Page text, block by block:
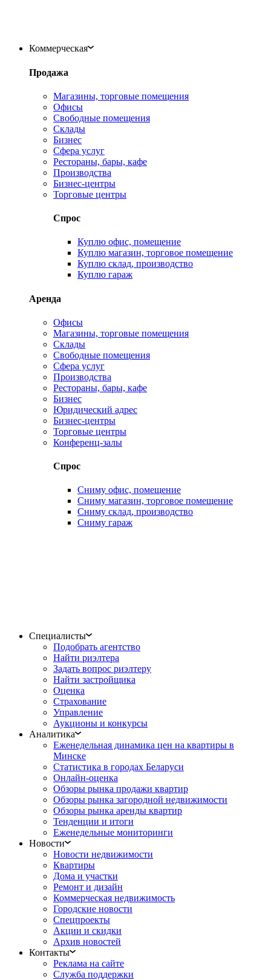
Коммерческая
Продажа
Магазины, торговые помещения
Офисы
Свободные помещения
Склады
Бизнес
Сфера услуг
Рестораны, бары, кафе
Производства
Бизнес-центры
Торговые центры
Спрос
Куплю офис, помещение
Куплю магазин, торговое помещение
Куплю склад, производство
Куплю гараж
Аренда
Офисы
Магазины, торговые помещения
Склады
Свободные помещения
Сфера услуг
Производства
Рестораны, бары, кафе
Бизнес
Юридический адрес
Бизнес-центры
Торговые центры
Конференц-залы
Спрос
Сниму офис, помещение
Сниму магазин, торговое помещение
Сниму склад, производство
Сниму гараж
Специалисты
Подобрать агентство
Найти риэлтера
Задать вопрос риэлтеру
Найти застройщика
Оценка
Страхование
Управление
Аукционы и конкурсы
Аналитика
Еженедельная динамика цен на квартиры в
Минске
Статистика в городах Беларуси
Онлайн-оценка
Обзоры рынка продажи квартир
Обзоры рынка загородной недвижимости
Обзоры рынка аренды квартир
Тенденции и итоги
Еженедельные мониторинги
Новости
Новости недвижимости
Квартиры
Дома и участки
Ремонт и дизайн
Коммерческая недвижимость
Городские новости
Спецпроекты
Акции и скидки
Архив новостей
Контакты
Реклама на сайте
Служба поддержки